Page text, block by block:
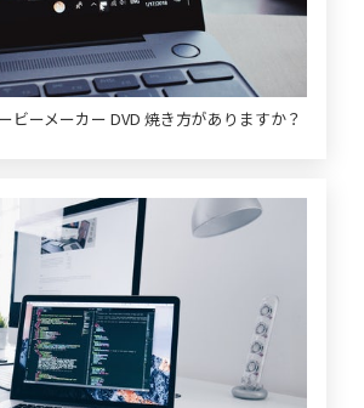
ビーメーカー DVD 焼き方がありますか？